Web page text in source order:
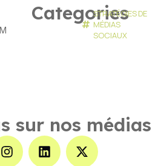
Categories
STRATÉGIES DE
MÉDIAS
SOCIAUX
sur nos médias